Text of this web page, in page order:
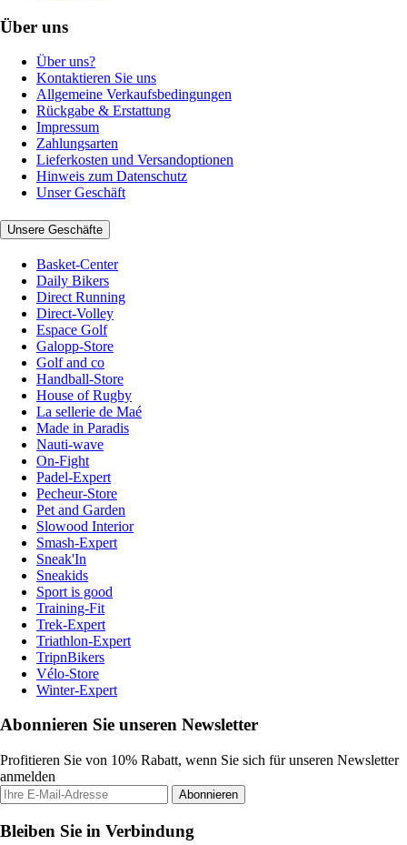
Über uns
Über uns?
Kontaktieren Sie uns
Allgemeine Verkaufsbedingungen
Rückgabe & Erstattung
Impressum
Zahlungsarten
Lieferkosten und Versandoptionen
Hinweis zum Datenschutz
Unser Geschäft
Unsere Geschäfte
Basket-Center
Daily Bikers
Direct Running
Direct-Volley
Espace Golf
Galopp-Store
Golf and co
Handball-Store
House of Rugby
La sellerie de Maé
Made in Paradis
Nauti-wave
On-Fight
Padel-Expert
Pecheur-Store
Pet and Garden
Slowood Interior
Smash-Expert
Sneak'In
Sneakids
Sport is good
Training-Fit
Trek-Expert
Triathlon-Expert
TripnBikers
Vélo-Store
Winter-Expert
Abonnieren Sie unseren Newsletter
Profitieren Sie von 10% Rabatt, wenn Sie sich für unseren Newsletter
anmelden
Abonnieren
Bleiben Sie in Verbindung